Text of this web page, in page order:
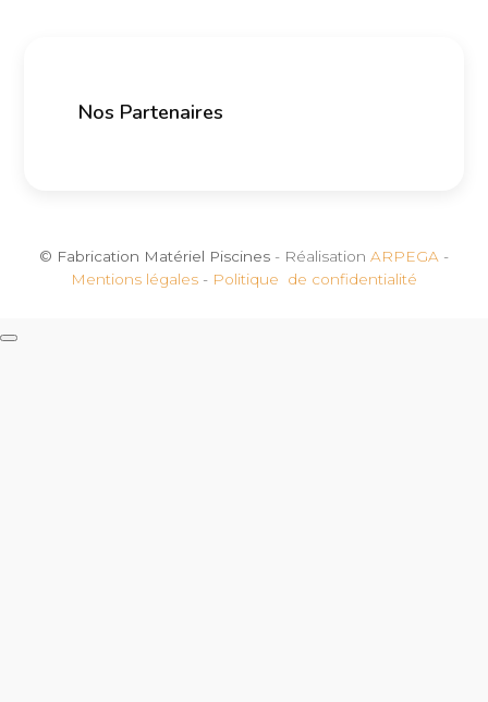
Nos Partenaires
© Fabrication Matériel Piscines - Réalisation ARPEGA -
Mentions légales - Politique de confidentialité